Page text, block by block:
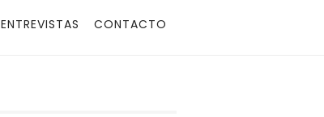
ENTREVISTAS CONTACTO